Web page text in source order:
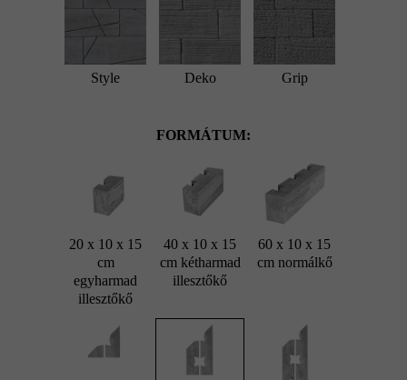
Style Deko Grip
FORMÁTUM:
20 x 10 x 15
cm
egyharmad
illesztőkő
40 x 10 x 15
cm kétharmad
illesztőkő
60 x 10 x 15
cm normálkő